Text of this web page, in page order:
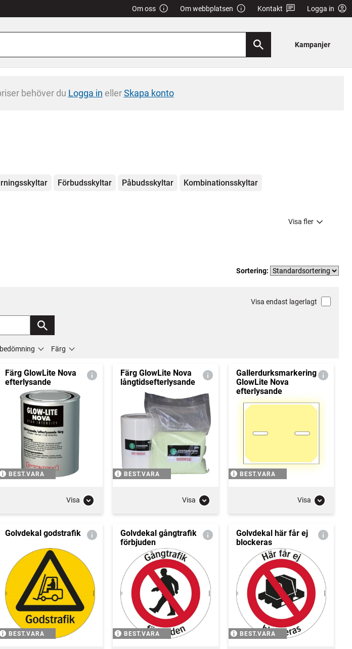
Om oss Om webbplatsen Kontakt Logga in
Kampanjer
behöver du Logga in ellerSkapa konto
Förbudsskyltar Påbudsskyltar Kombinationsskyltar
Visa fler
Sortering:
Visa endast lagerlagt
Färg
Färg GlowLite Nova
efterlysande
BEST.VARA
Visa
Färg GlowLite Nova
långtidsefterlysande
BEST.VARA
Visa
Gallerdurksmarkering
GlowLite Nova
efterlysande
BEST.VARA
Visa
Golvdekal godstrafik
BEST.VARA
Golvdekal gångtrafik
förbjuden
BEST.VARA
Golvdekal här får ej
blockeras
BEST.VARA